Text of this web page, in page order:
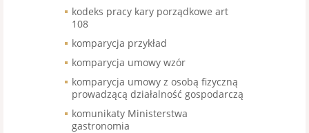
kodeks pracy kary porządkowe art
108
komparycja przykład
komparycja umowy wzór
komparycja umowy z osobą fizyczną
prowadzącą działalność gospodarczą
komunikaty Ministerstwa
gastronomia